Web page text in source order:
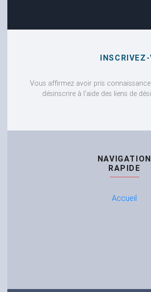
Vous affirmez avoir pris
désinscrire à l'aide des liens de
NAVIGATION
RAPIDE
Accueil